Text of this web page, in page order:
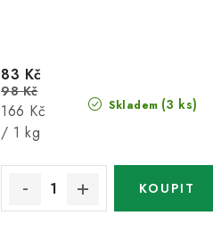
Skladem (3 ks)
83 Kč
98 Kč
Měrná
cena:
166 Kč
/ 1 kg